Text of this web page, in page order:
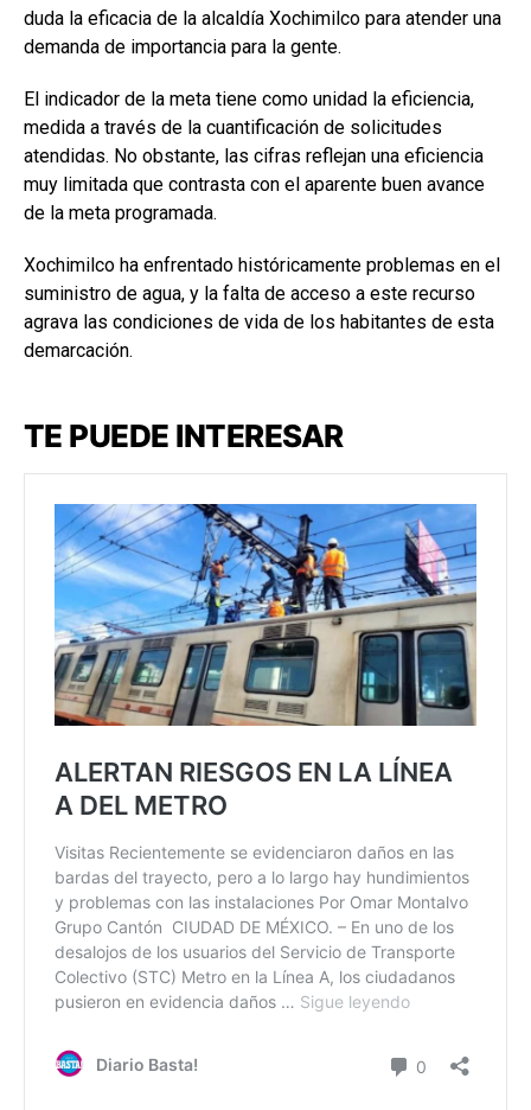
duda la eficacia de la alcaldía Xochimilco para atender una
demanda de importancia para la gente.
El indicador de la meta tiene como unidad la eficiencia,
medida a través de la cuantificación de solicitudes
atendidas. No obstante, las cifras reflejan una eficiencia
muy limitada que contrasta con el aparente buen avance
de la meta programada.
Xochimilco ha enfrentado históricamente problemas en el
suministro de agua, y la falta de acceso a este recurso
agrava las condiciones de vida de los habitantes de esta
demarcación.
TE PUEDE INTERESAR